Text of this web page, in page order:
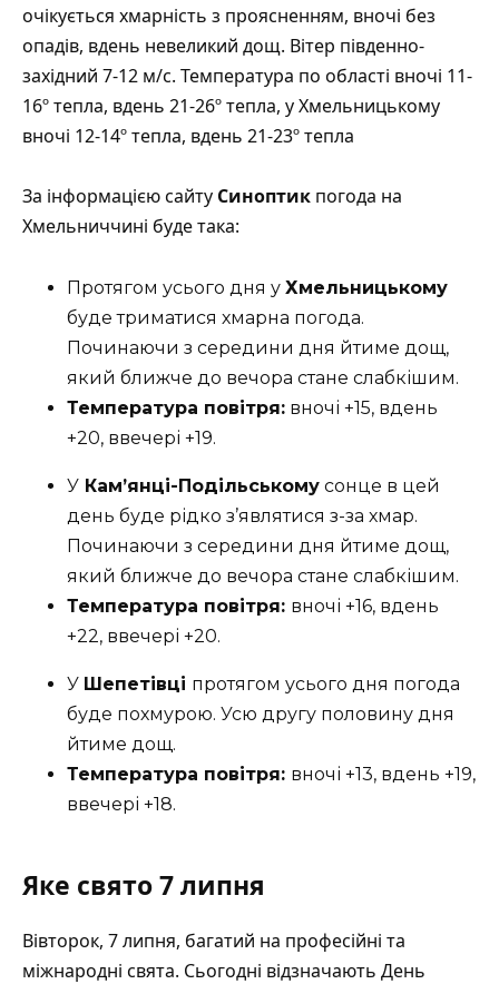
очікується хмарність з проясненням, вночі без
опадів, вдень невеликий дощ. Вітер південно-
західний 7-12 м/с. Температура по області вночі 11-
16º тепла, вдень 21-26º тепла, у Хмельницькому
вночі 12-14º тепла, вдень 21-23º тепла
За інформацією сайту Синоптик погода на
Хмельниччині буде така:
Протягом усього дня у Хмельницькому
буде триматися хмарна погода.
Починаючи з середини дня йтиме дощ,
який ближче до вечора стане слабкішим.
Температура повітря: вночі +15, вдень
+20, ввечері +19.
У Кам’янці-Подільському сонце в цей
день буде рідко з’являтися з-за хмар.
Починаючи з середини дня йтиме дощ,
який ближче до вечора стане слабкішим.
Температура повітря: вночі +16, вдень
+22, ввечері +20.
У Шепетівці протягом усього дня погода
буде похмурою. Усю другу половину дня
йтиме дощ.
Температура повітря: вночі +13, вдень +19,
ввечері +18.
Яке свято 7 липня
Вівторок, 7 липня, багатий на професійні та
міжнародні свята. Сьогодні відзначають День